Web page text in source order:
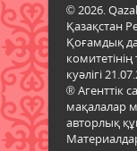
бар
08
© 2026.
Қазақстан
Қоғамдық
куәлігі
® Агенттік
мақалалар
авторлық